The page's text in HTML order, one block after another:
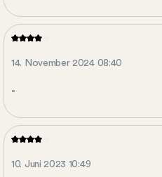
14. November 2024 08:40
-
10. Juni 2023 10:49